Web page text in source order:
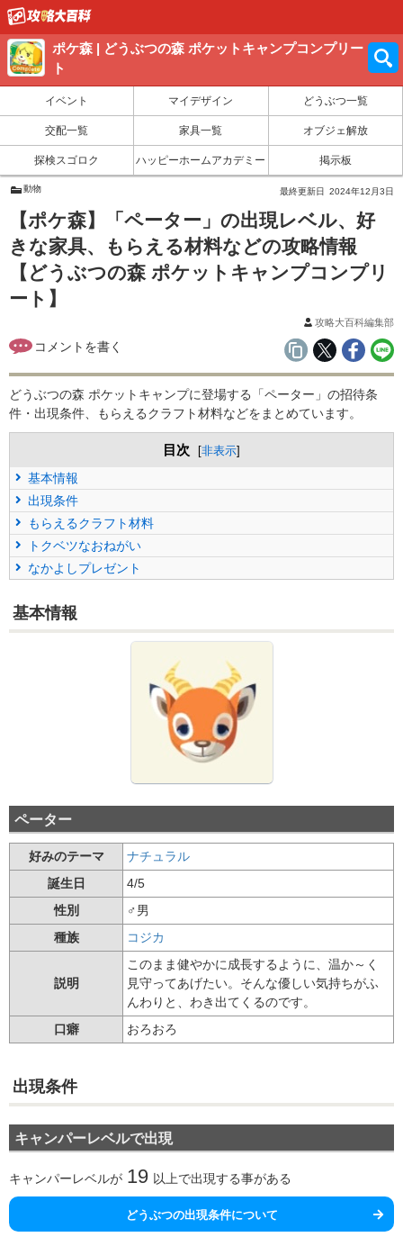
ポケ森 | どうぶつの森 ポケットキャンプコンプリー
ト
イベント マイデザイン どうぶつ一覧
交配一覧 家具一覧 オブジェ解放
探検スゴロク ハッピーホームアカデミー 掲示板
動物 最終更新日 2024年12月3日
【ポケ森】「ペーター」の出現レベル、好
きな家具、もらえる材料などの攻略情報
【どうぶつの森 ポケットキャンプコンプリ
ート】
攻略大百科編集部
どうぶつの森 ポケットキャンプに登場する「ペーター」の招待条
件・出現条件、もらえるクラフト材料などをまとめています。
目次 [非表示]
基本情報
出現条件
もらえるクラフト材料
トクベツなおねがい
なかよしプレゼント
基本情報
ペーター
好みのテーマ
ナチュラル
誕生日
4/5
性別
♂男
種族
コジカ
説明
このまま健やかに成長するように、温か～く
見守ってあげたい。そんな優しい気持ちがふ
んわりと、わき出てくるのです。
口癖
おろおろ
出現条件
キャンパーレベルで出現
キャンパーレベルが 19 以上で出現する事がある
どうぶつの出現条件について